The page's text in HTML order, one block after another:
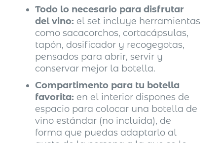
Todo lo necesario para disfrutar
del vino: el set incluye herramientas
como sacacorchos, cortacápsulas,
tapón, dosificador y recogegotas,
pensados para abrir, servir y
conservar mejor la botella.
Compartimento para tu botella
favorita: en el interior dispones de
espacio para colocar una botella de
vino estándar (no incluida), de
forma que puedas adaptarlo al